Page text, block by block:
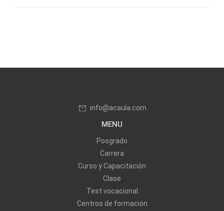
info@acaula.com
MENU
Posgrado
Carrera
Curso y Capacitación
Clase
Test vocacional
Centros de formación